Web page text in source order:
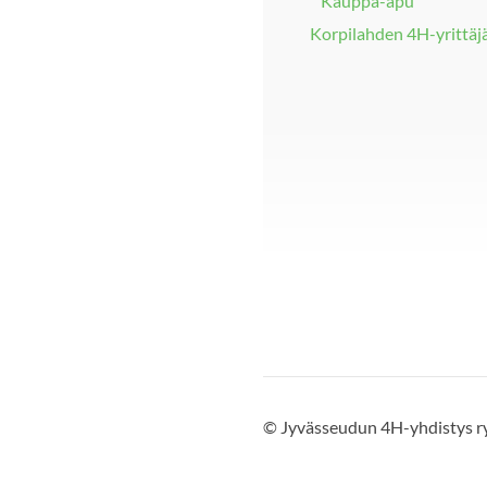
Korpilahden 4H-
© Jyvässeudun 4H-yhdistys